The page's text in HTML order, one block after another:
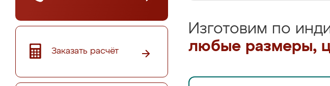
Заказать расчёт
Изготовим по
любые размеры,